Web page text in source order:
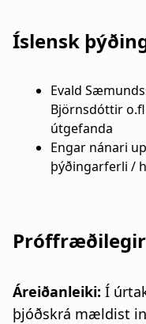
Íslensk
Evald
Björnsdóttir
útgefanda
Engar nánari
þýðingarferli /
Áreiðanleiki: Í
þjóðskrá mældist